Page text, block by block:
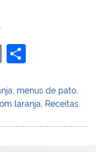
Pr
t
ar
e
menus de pato
laranja Receitas